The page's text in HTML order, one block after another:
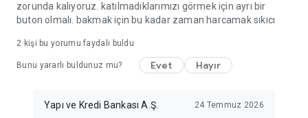
zorunda kalıyoruz. katılmadıklarımızı görmek için ayrı bir
buton olmalı. bakmak için bu kadar zaman harcamak sıkıcı
2 kişi bu yorumu faydalı buldu
Bunu yararlı buldunuz mu? Evet Hayır
Yapı ve Kredi Bankası A.Ş. 24 Temmuz 2026